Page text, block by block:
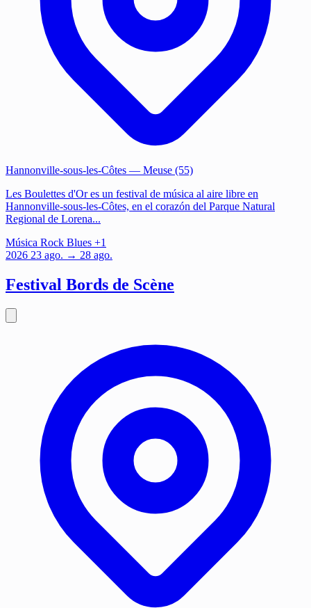
Hannonville-sous-les-Côtes — Meuse (55)
Les Boulettes d'Or es un festival de música al aire libre en
Hannonville-sous-les-Côtes, en el corazón del Parque Natural
Regional de Lorena...
Música Rock Blues +1
2026 23 ago. → 28 ago.
Festival Bords de Scène